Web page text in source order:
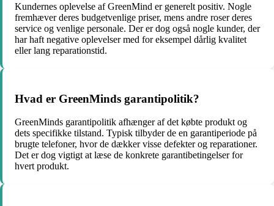
Kundernes oplevelse af GreenMind er generelt positiv. Nogle
fremhæver deres budgetvenlige priser, mens andre roser deres
service og venlige personale. Der er dog også nogle kunder, der
har haft negative oplevelser med for eksempel dårlig kvalitet
eller lang reparationstid.
Hvad er GreenMinds garantipolitik?
GreenMinds garantipolitik afhænger af det købte produkt og
dets specifikke tilstand. Typisk tilbyder de en garantiperiode på
brugte telefoner, hvor de dækker visse defekter og reparationer.
Det er dog vigtigt at læse de konkrete garantibetingelser for
hvert produkt.